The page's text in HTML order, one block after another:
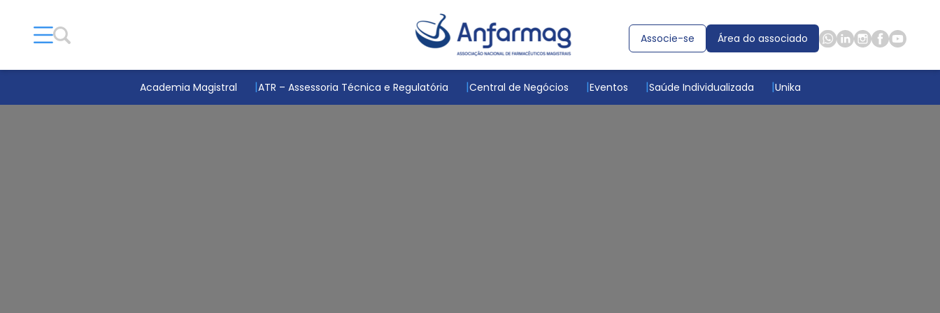
Associe-se Área do associado
Academia Magistral ATR – Assessoria Técnica e Regulatória Central de Negócios Eventos Saúde Individualizada Unika